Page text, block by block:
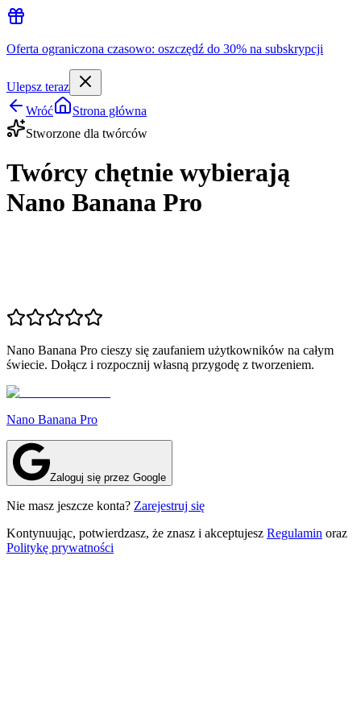
Oferta ograniczona czasowo: oszczędź do 30% na subskrypcji
Ulepsz teraz
Wróć
Strona główna
Stworzone dla twórców
Twórcy chętnie wybierają
Nano Banana Pro
Nano Banana Pro cieszy się zaufaniem użytkowników na całym
świecie. Dołącz i rozpocznij własną przygodę z tworzeniem.
Nano Banana Pro
Zaloguj się przez Google
Nie masz jeszcze konta? Zarejestruj się
Kontynuując, potwierdzasz, że znasz i akceptujesz Regulamin oraz
Politykę prywatności